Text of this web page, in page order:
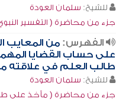
للشيخ: سلمان العودة
جزء من محاضرة ( التفسير
الفهرس: من المعايب
على حساب القضايا
طالب العلم في علاقته
للشيخ: سلمان العودة
جزء من محاضرة ( مآخذ على